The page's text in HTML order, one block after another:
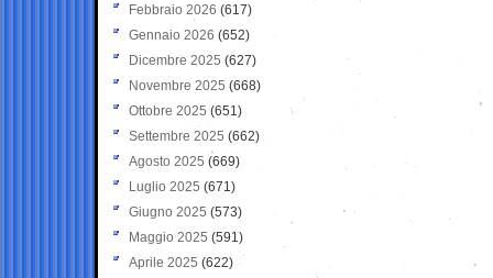
Febbraio 2026 (617)
Gennaio 2026 (652)
Dicembre 2025 (627)
Novembre 2025 (668)
Ottobre 2025 (651)
Settembre 2025 (662)
Agosto 2025 (669)
Luglio 2025 (671)
Giugno 2025 (573)
Maggio 2025 (591)
Aprile 2025 (622)